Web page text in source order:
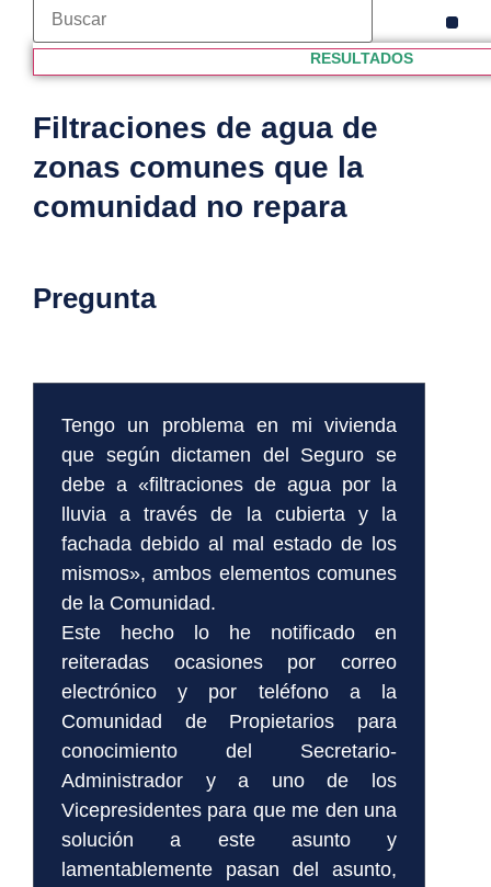
RESULTADOS
Filtraciones de agua de
zonas comunes que la
comunidad no repara
Pregunta
Tengo un problema en mi vivienda
que según dictamen del Seguro se
debe a «filtraciones de agua por la
lluvia a través de la cubierta y la
fachada debido al mal estado de los
mismos», ambos elementos comunes
de la Comunidad.
Este hecho lo he notificado en
reiteradas ocasiones por correo
electrónico y por teléfono a la
Comunidad de Propietarios para
conocimiento del Secretario-
Administrador y a uno de los
Vicepresidentes para que me den una
solución a este asunto y
lamentablemente pasan del asunto,